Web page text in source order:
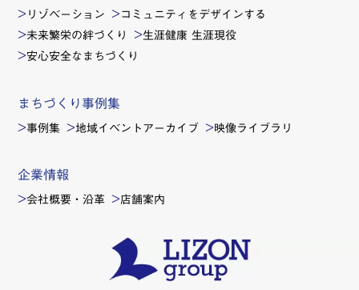
リゾベーション コミュニティをデザインする
未来繁栄の絆づくり 生涯健康 生涯現役
安心安全なまちづくり
まちづくり事例集
事例集 地域イベントアーカイブ 映像ライブラリ
企業情報
会社概要・沿革 店舗案内